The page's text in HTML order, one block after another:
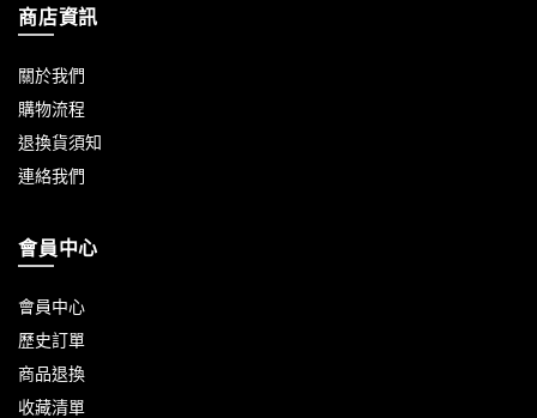
商店資訊
關於我們
購物流程
退換貨須知
連絡我們
會員中心
會員中心
歷史訂單
商品退換
收藏清單